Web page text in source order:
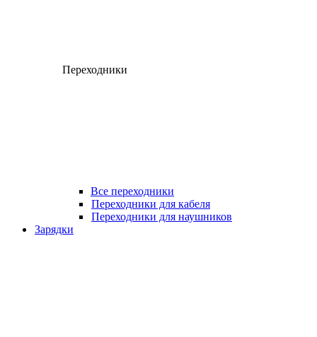
Переходники
Все переходники
Переходники для кабеля
Переходники для наушников
Зарядки